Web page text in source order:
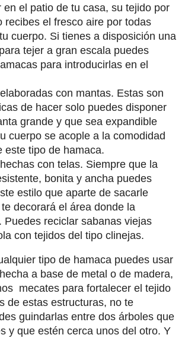
en el patio de tu casa, su tejido por
recibes el fresco aire por todas
cuerpo. Si tienes a disposición una
tejer a gran escala puedes
para introducirlas en el
con mantas. Estas son
de hacer solo puedes disponer
grande y que sea expandible
cuerpo se acople a la comodidad
este tipo de hamaca.
con telas. Siempre que la
bonita y ancha puedes
estilo que aparte de sacarle
decorará el área donde la
Puedes reciclar sabanas viejas
con tejidos del tipo clinejas.
tipo de hamaca puedes usar
a base de metal o de madera,
mecates para fortalecer el tejido
de estas estructuras, no te
guindarlas entre dos árboles que
y que estén cerca unos del otro. Y